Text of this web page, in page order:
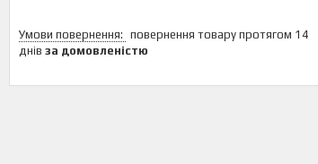
повернення товару протягом 14
днів за домовленістю